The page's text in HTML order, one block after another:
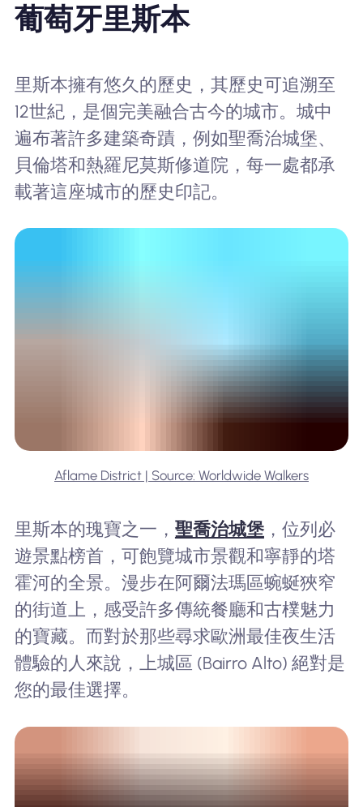
葡萄牙里斯本
里斯本擁有悠久的歷史，其歷史可追溯至
12世紀，是個完美融合古今的城市。城中
遍布著許多建築奇蹟，例如聖喬治城堡、
貝倫塔和熱羅尼莫斯修道院，每一處都承
載著這座城市的歷史印記。
Aflame District | Source: Worldwide Walkers
里斯本的瑰寶之一， 聖喬治城堡，位列必
遊景點榜首，可飽覽城市景觀和寧靜的塔
霍河的全景。漫步在阿爾法瑪區蜿蜒狹窄
的街道上，感受許多傳統餐廳和古樸魅力
的寶藏。而對於那些尋求歐洲最佳夜生活
體驗的人來說，上城區 (Bairro Alto) 絕對是
您的最佳選擇。